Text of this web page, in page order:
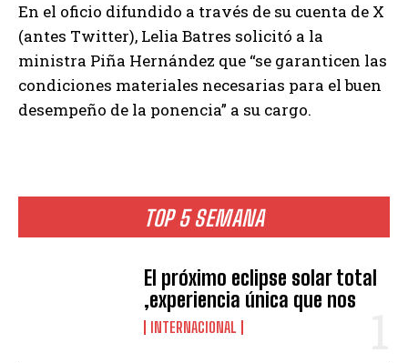
TOP 5 SEMANA
El próximo eclipse solar total
,experiencia única que nos
INTERNACIONAL
En el oficio difundido a través de su cuenta de X
(antes Twitter), Lelia Batres solicitó a la
ministra Piña Hernández que “se garanticen las
condiciones materiales necesarias para el buen
desempeño de la ponencia” a su cargo.